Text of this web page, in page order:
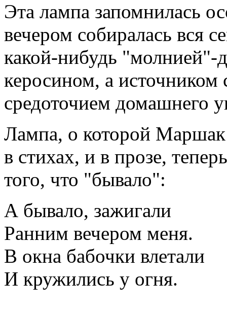
Эта лампа запомнилась
вечером собиралась вся
какой-нибудь "молнией"-
керосином, а источником
средоточием домашнего
Лампа, о которой Маршак
в стихах, и в прозе,
того, что "бывало":
А бывало, зажигали
Ранним вечером меня.
В окна бабочки влетали
И кружились у огня.